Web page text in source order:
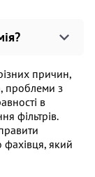
причин,
проблеми з
в
фільтрів.
фахівця, який